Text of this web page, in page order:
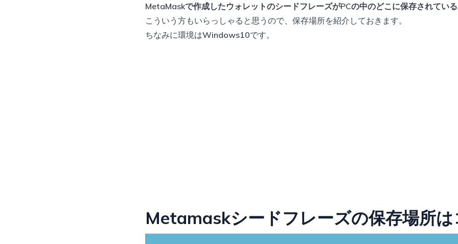
MetaMaskで作成したウォレットのシードフレーズがPCの中のどこに保存されてい
こういう方もいらっしゃると思うので、保存場所を紹介しておきます。
ちなみに環境はWindows10です。
Metamaskシードフレーズの保存場所は